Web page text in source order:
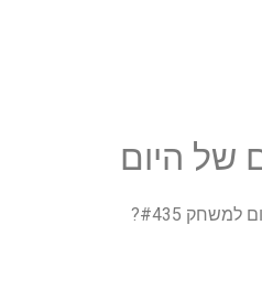
של היום
#435?